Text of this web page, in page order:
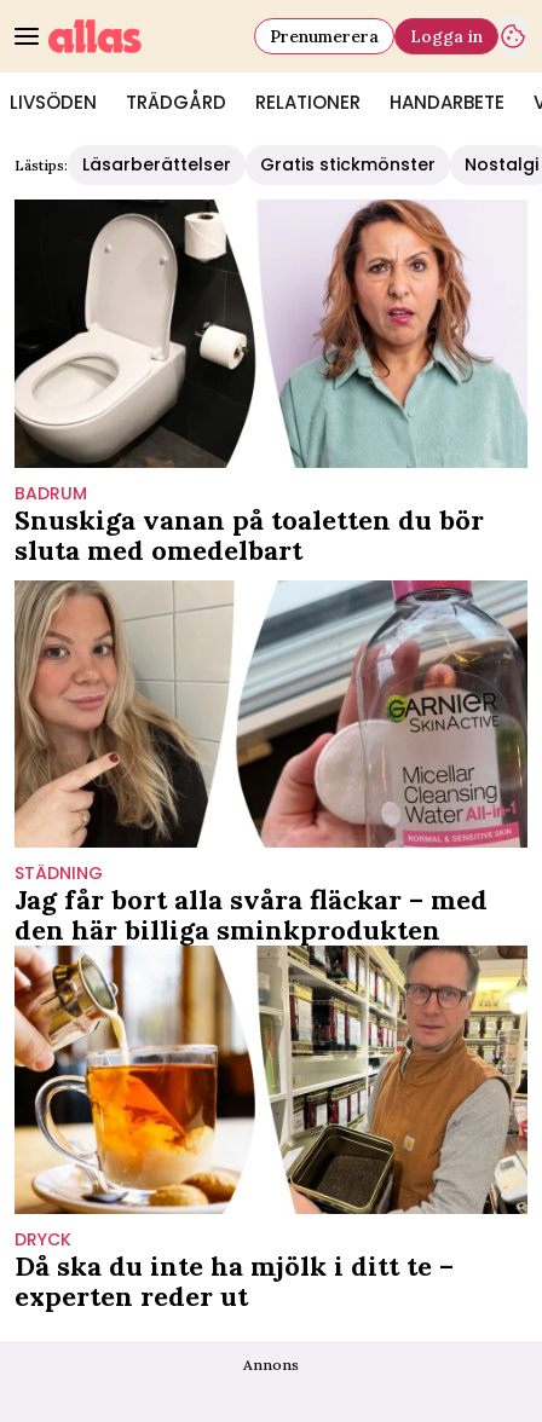
LIVSÖDEN TRÄDGÅRD RELATIONER HANDARBETE
Prenumerera Logga in
Lästips: Läsarberättelser Gratis stickmönster Nostalgi
BADRUM
Snuskiga vanan på toaletten du bör
sluta med omedelbart
STÄDNING
Jag får bort alla svåra fläckar – med
den här billiga sminkprodukten
DRYCK
Då ska du inte ha mjölk i ditt te –
experten reder ut
Annons